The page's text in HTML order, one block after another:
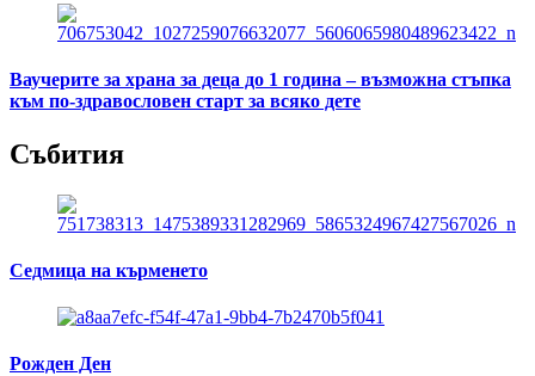
Ваучерите за храна за деца до 1 година – възможна стъпка
към по-здравословен старт за всяко дете
Събития
Седмица на кърменето
Рожден Ден